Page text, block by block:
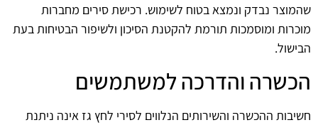
שהמוצר נבדק ונמצא בטוח לשימוש. רכישת סירים מחברות
מוכרות ומוסמכות תורמת להקטנת הסיכון ולשיפור הבטיחות בעת
הבישול.
הכשרה והדרכה למשתמשים
חשיבות ההכשרה והשירותים הנלווים לסירי לחץ גז אינה ניתנת